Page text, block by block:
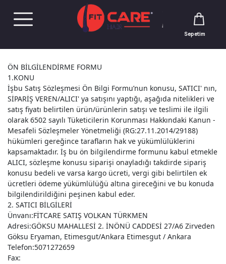
ÖN BİLGİLENDİRME FORMU
1.KONU
İşbu Satış Sözleşmesi Ön Bilgi Formu’nun konusu, SATICI' nın,
SİPARİŞ VEREN/ALICI' ya satışını yaptığı, aşağıda nitelikleri ve
satış fiyatı belirtilen ürün/ürünlerin satışı ve teslimi ile ilgili
olarak 6502 sayılı Tüketicilerin Korunması Hakkındaki Kanun -
Mesafeli Sözleşmeler Yönetmeliği (RG:27.11.2014/29188)
hükümleri gereğince tarafların hak ve yükümlülüklerini
kapsamaktadır. İş bu ön bilgilendirme formunu kabul etmekle
ALICI, sözleşme konusu siparişi onayladığı takdirde sipariş
konusu bedeli ve varsa kargo ücreti, vergi gibi belirtilen ek
ücretleri ödeme yükümlülüğü altına gireceğini ve bu konuda
bilgilendirildiğini peşinen kabul eder.
2. SATICI BİLGİLERİ
Ünvanı:FİTCARE SATIŞ VOLKAN TÜRKMEN
Adresi:GÖKSU MAHALLESİ 2. İNÖNÜ CADDESİ 27/A6 Zirveden
Göksu Eryaman, Etimesgut/Ankara Etimesgut / Ankara
Telefon:5071272659
Fax:
Sepetim